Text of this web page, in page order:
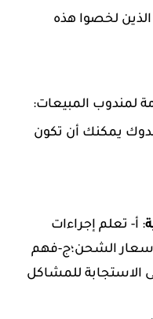
لخصوا هذه
لمندوب المبيعات:
يمكنك أن تكون
: أ- تعلم إجراءات
الشحن؛ج-فهم
الاستجابة للمشاكل